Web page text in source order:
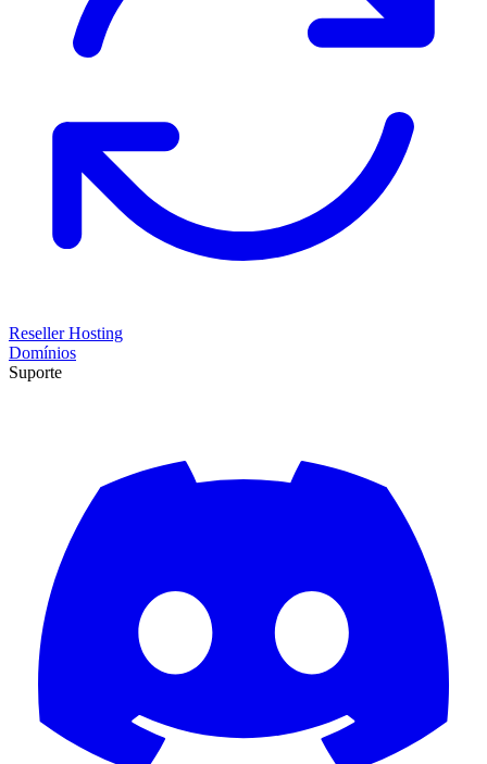
Reseller Hosting
Domínios
Suporte